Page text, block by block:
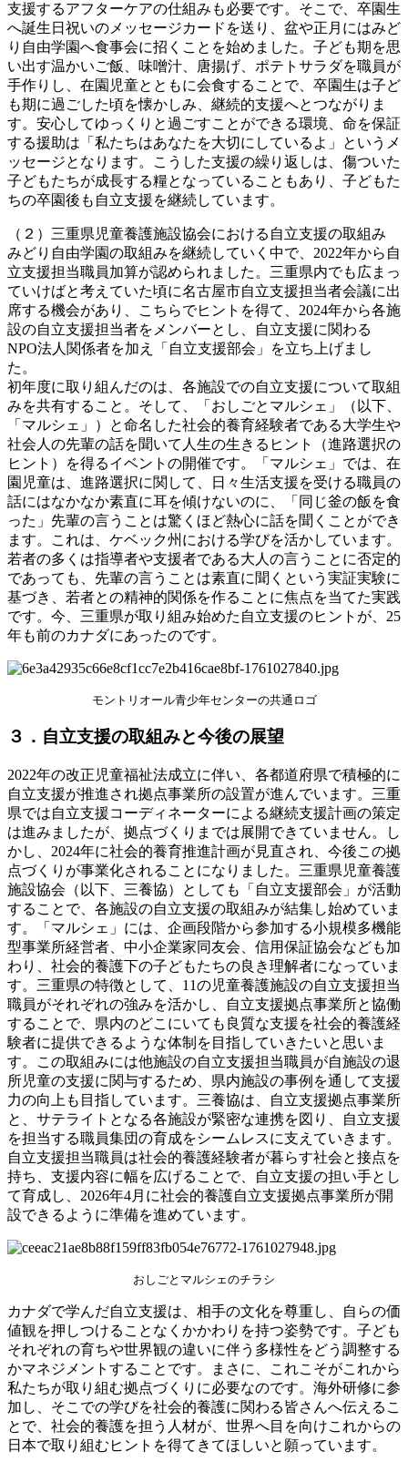
支援するアフターケアの仕組みも必要です。そこで、卒園生
へ誕生日祝いのメッセージカードを送り、盆や正月にはみど
り自由学園へ食事会に招くことを始めました。子ども期を思
い出す温かいご飯、味噌汁、唐揚げ、ポテトサラダを職員が
手作りし、在園児童とともに会食することで、卒園生は子ど
も期に過ごした頃を懐かしみ、継続的支援へとつながりま
す。安心してゆっくりと過ごすことができる環境、命を保証
する援助は「私たちはあなたを大切にしているよ」というメ
ッセージとなります。こうした支援の繰り返しは、傷ついた
子どもたちが成長する糧となっていることもあり、子どもた
ちの卒園後も自立支援を継続しています。
（２）三重県児童養護施設協会における自立支援の取組み
みどり自由学園の取組みを継続していく中で、2022年から自
立支援担当職員加算が認められました。三重県内でも広まっ
ていけばと考えていた頃に名古屋市自立支援担当者会議に出
席する機会があり、こちらでヒントを得て、2024年から各施
設の自立支援担当者をメンバーとし、自立支援に関わる
NPO法人関係者を加え「自立支援部会」を立ち上げまし
た。
初年度に取り組んだのは、各施設での自立支援について取組
みを共有すること。そして、「おしごとマルシェ」（以下、
「マルシェ」）と命名した社会的養育経験者である大学生や
社会人の先輩の話を聞いて人生の生きるヒント（進路選択の
ヒント）を得るイベントの開催です。「マルシェ」では、在
園児童は、進路選択に関して、日々生活支援を受ける職員の
話にはなかなか素直に耳を傾けないのに、「同じ釜の飯を食
った」先輩の言うことは驚くほど熱心に話を聞くことができ
ます。これは、ケベック州における学びを活かしています。
若者の多くは指導者や支援者である大人の言うことに否定的
であっても、先輩の言うことは素直に聞くという実証実験に
基づき、若者との精神的関係を作ることに焦点を当てた実践
です。今、三重県が取り組み始めた自立支援のヒントが、25
年も前のカナダにあったのです。
モントリオール青少年センターの共通ロゴ
３．自立支援の取組みと今後の展望
2022年の改正児童福祉法成立に伴い、各都道府県で積極的に
自立支援が推進され拠点事業所の設置が進んでいます。三重
県では自立支援コーディネーターによる継続支援計画の策定
は進みましたが、拠点づくりまでは展開できていません。し
かし、2024年に社会的養育推進計画が見直され、今後この拠
点づくりが事業化されることになりました。三重県児童養護
施設協会（以下、三養協）としても「自立支援部会」が活動
することで、各施設の自立支援の取組みが結集し始めていま
す。「マルシェ」には、企画段階から参加する小規模多機能
型事業所経営者、中小企業家同友会、信用保証協会なども加
わり、社会的養護下の子どもたちの良き理解者になっていま
す。三重県の特徴として、11の児童養護施設の自立支援担当
職員がそれぞれの強みを活かし、自立支援拠点事業所と協働
することで、県内のどこにいても良質な支援を社会的養護経
験者に提供できるような体制を目指していきたいと思いま
す。この取組みには他施設の自立支援担当職員が自施設の退
所児童の支援に関与するため、県内施設の事例を通して支援
力の向上も目指しています。三養協は、自立支援拠点事業所
と、サテライトとなる各施設が緊密な連携を図り、自立支援
を担当する職員集団の育成をシームレスに支えていきます。
自立支援担当職員は社会的養護経験者が暮らす社会と接点を
持ち、支援内容に幅を広げることで、自立支援の担い手とし
て育成し、2026年4月に社会的養護自立支援拠点事業所が開
設できるように準備を進めています。
おしごとマルシェのチラシ
カナダで学んだ自立支援は、相手の文化を尊重し、自らの価
値観を押しつけることなくかかわりを持つ姿勢です。子ども
それぞれの育ちや世界観の違いに伴う多様性をどう調整する
かマネジメントすることです。まさに、これこそがこれから
私たちが取り組む拠点づくりに必要なのです。海外研修に参
加し、そこでの学びを社会的養護に関わる皆さんへ伝えるこ
とで、社会的養護を担う人材が、世界へ目を向けこれからの
日本で取り組むヒントを得てきてほしいと願っています。